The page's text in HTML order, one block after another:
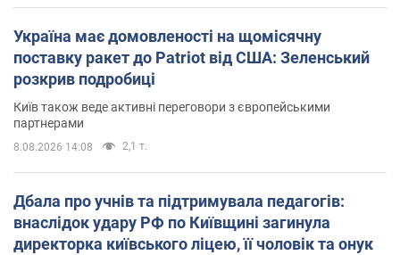
Україна має домовленості на щомісячну
поставку ракет до Patriot від США: Зеленський
розкрив подробиці
Київ також веде активні переговори з європейськими
партнерами
8.08.2026 14:08 2,1 т.
Дбала про учнів та підтримувала педагогів:
внаслідок удару РФ по Київщині загинула
директорка київського ліцею, її чоловік та онук